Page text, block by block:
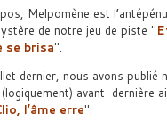
Melpomène est
de notre jeu de piste
se brisa .
dernier, nous avons publié
avant-dernière
l’âme erre .